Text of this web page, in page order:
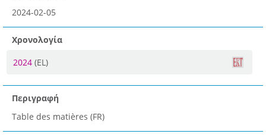
2024-02-05
Χρονολογία
2024 (EL)
Περιγραφή
Table des matières (FR)